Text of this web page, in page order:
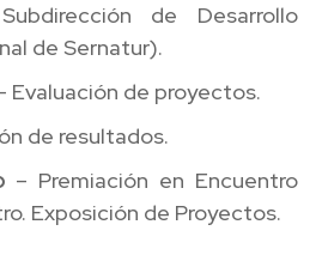
de Desarrollo
de Sernatur).
Evaluación de proyectos.
de resultados.
– Premiación en Encuentro
Exposición de Proyectos.